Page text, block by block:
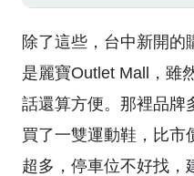
除了這些，台中新開的
是麗寶Outlet Mall，雖
話還算方便。那裡品牌
買了一雙運動鞋，比市
超多，停車位不好找，